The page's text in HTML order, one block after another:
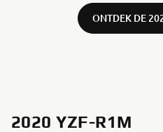
ONTDEK DE
2020 YZF-R1M